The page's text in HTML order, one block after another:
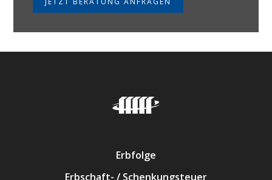
Erbfolge
Erbschaft- / Schenkungsteuer